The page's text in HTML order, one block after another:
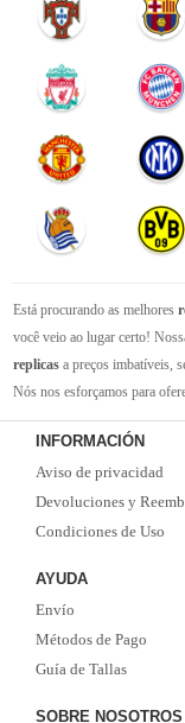
Está procurando as melhores
você veio ao lugar certo!
replicas a preços imbatíveis,
Nós nos esforçamos para
navegação em nosso site até
atendimento ao cliente
em todas as etapas do
Não se esqueça que, se o
serviço de entrega EMS
INFORMACIÓN
Aviso de privacidad
Devoluciones y
Condiciones de Uso
AYUDA
Envío
Métodos de Pago
Guía de Tallas
SOBRE NOSOTROS